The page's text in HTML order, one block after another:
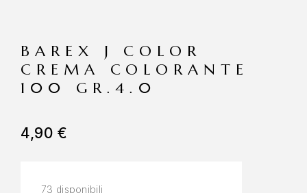
BAREX J COLOR
CREMA COLORANTE
100 GR.4.0
4,90€
73 disponibili